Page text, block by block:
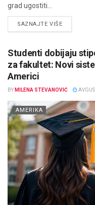
grad ugostiti...
SAZNAJTE VIŠEDETAILS
Studenti dobijaju
za fakultet: Novi
Americi
BY MILENA STEVANOVIĆ
AMERIKA